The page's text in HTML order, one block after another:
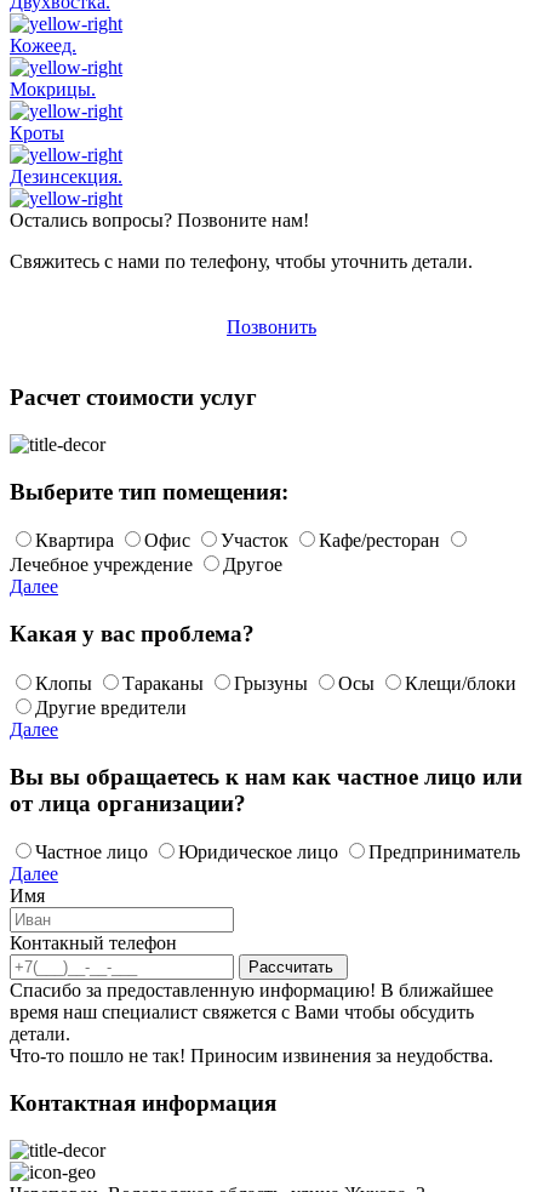
Кожеед.
Мокрицы.
Кроты
Дезинсекция.
Остались вопросы? Позвоните нам!
Свяжитесь с нами по телефону, чтобы уточнить детали.
Позвонить
Расчет стоимости услуг
Выберите тип помещения:
Квартира Офис Участок
Кафе/ресторан
Лечебное учреждение
Другое
Далее
Какая у вас проблема?
Клопы Тараканы Грызуны Осы
Клещи/блоки
Другие вредители
Далее
Вы вы обращаетесь к нам как частное лицо или
от лица организации?
Частное лицо Юридическое лицо
Предприниматель
Далее
Имя
Контакный телефон
Спасибо за предоставленную информацию! В ближайшее
время наш специалист свяжется с Вами чтобы обсудить
детали.
Что-то пошло не так! Приносим извинения за неудобства.
Контактная информация